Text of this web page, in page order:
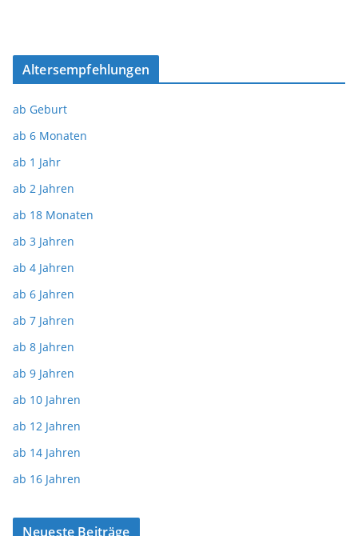
Altersempfehlungen
ab Geburt
ab 6 Monaten
ab 1 Jahr
ab 2 Jahren
ab 18 Monaten
ab 3 Jahren
ab 4 Jahren
ab 6 Jahren
ab 7 Jahren
ab 8 Jahren
ab 9 Jahren
ab 10 Jahren
ab 12 Jahren
ab 14 Jahren
ab 16 Jahren
Neueste Beiträge